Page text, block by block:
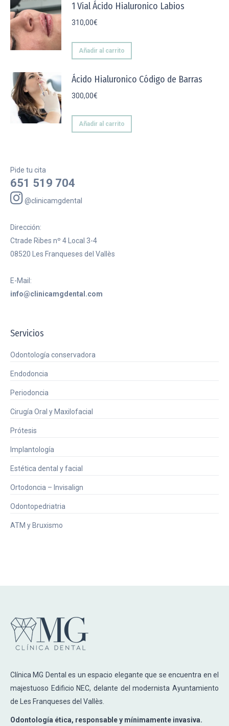
1 Vial Ácido Hialuronico Labios
310,00€
Añadir al carrito
Ácido Hialuronico Código de Barras
300,00€
Añadir al carrito
Pide tu cita
651 519 704
@clinicamgdental
Dirección:
Ctrade Ribes nº 4 Local 3-4
08520 Les Franqueses del Vallès
E-Mail:
info@clinicamgdental.com
Servicios
Odontología conservadora
Endodoncia
Periodoncia
Cirugía Oral y Maxilofacial
Prótesis
Implantología
Estética dental y facial
Ortodoncia – Invisalign
Odontopedriatria
ATM y Bruxismo
Clínica MG Dental es un espacio elegante que se encuentra en el
majestuoso Edificio NEC, delante del modernista Ayuntamiento
de Les Franqueses del Vallès.
Odontología ética, responsable y mínimamente invasiva.